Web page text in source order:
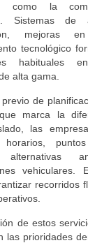
como la
Sistemas
mejoras
tecnológico
habituales
alta gama.
previo de
marca la
las
horarios,
alternativas
vehiculares.
recorridos
de estos
las prioridades